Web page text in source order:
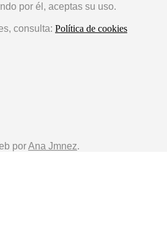
por él, aceptas su uso.
consulta: Política de cookies
porAna Jmnez.